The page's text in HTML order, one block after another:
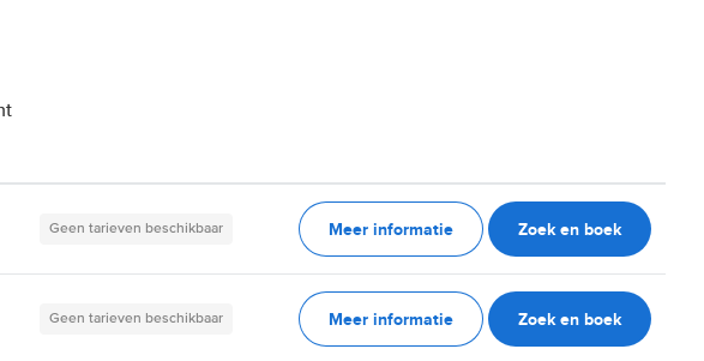
Geen tarieven beschikbaar Meer informatie Zoek en boek
Geen tarieven beschikbaar Meer informatie Zoek en boek